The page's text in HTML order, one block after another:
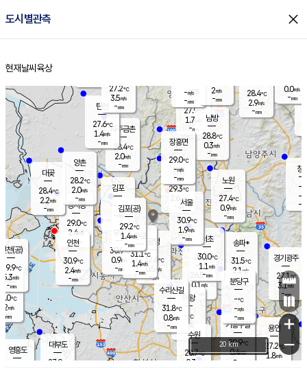
도시별관측 close
홈
현재날씨 육상
의도
℃
m/s
mm
영흥도
양주
27.9℃
1.7
-mm
과천
26.5℃
0.1m/s
- mm
용인
27.2℃
1.8m/s
경기광주
27.1℃
3.1m/s
-mm
대부도
27.9
경서동
29.0℃
2.4 m/s
-mm
파주금촌
28.4℃
2.0m/s
-mm
28.4℃
2.9m/s
-mm
대곶
28.4℃
2.2m/s
-mm
창
-
-m/
-
탄현
27.6℃
1.4m/s
-mm
0.0m/s
-mm
의왕
- ℃
m/s
mm
김포
- ℃
-m/s
mm
광명
32.6 ℃
0.5 m/s
-mm
부천
30.9℃
0.9m/s
-mm
양촌
28.2℃
2.0m/s
-mm
구로
31.1℃
1.4m/s
-mm
은평
29.3℃
2.6 m/s
- mm
노원
27.4℃
0.9m/s
-mm
송파*
31.5℃
2.1 m/s
-mm
서초
30.0℃
1.1 m/s
-mm
남방
28.8℃
0.3m/s
-mm
기흥구갈
29.9℃
0.4m/s
-
수리산길
31.8℃
0.8m/s
-mm
분당구
-℃
-m/s
-mm
장흥면
29.0℃
-m/s
-mm
-m/s
-mm
인천(공)
29.9℃
5.3m/s
-mm
김포(공)
29.2℃
1.4m/s
-mm
수원
28.7℃
0.3 m/s
인천
30.9℃
2.4m/s
-mm
서울
30.9℃
1.9m/s
-mm
27.2℃
3.5m/s
-mm
2m/s
-mm
+
−
20 km